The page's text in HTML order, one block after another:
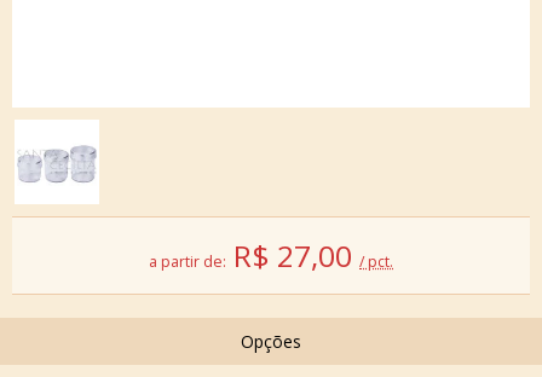
a partir de: R$ 27,00 / pct.
Opções